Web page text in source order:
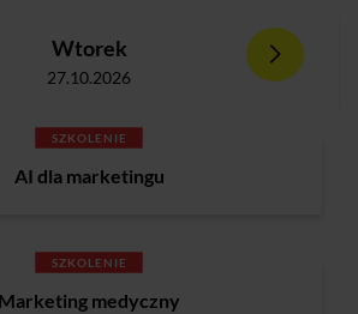
Wtorek
27.10.2026
SZKOLENIE
AI dla marketingu
SZKOLENIE
Marketing medyczny